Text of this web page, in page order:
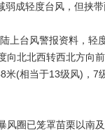
成轻度台风，但挟带
台风警报资料，轻
向北北西转西北方向
米(相当于13级风)，7
圈已笼罩苗栗以南及